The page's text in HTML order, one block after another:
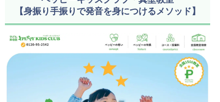
【身振り手振りで発音を身につけるメソッド】